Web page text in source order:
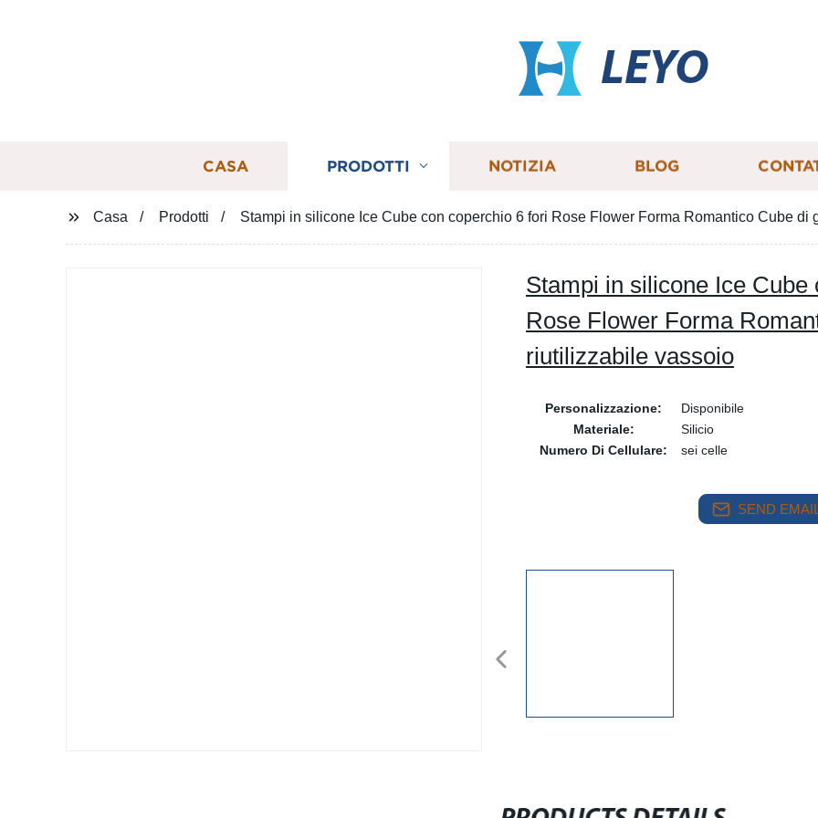
LEYO
CASA PRODOTTI NOTIZIA BLOG
Casa Prodotti Stampi in silicone Ice Cube con coperchio 6 fori Rose Flower Forma Romantico Cube
Stampi in silicone Ice Cube
Rose Flower Forma
riutilizzabile vassoio
Personalizzazione:
Disponibile
Materiale:
Silicio
Numero Di Cellulare:
sei celle
SEND